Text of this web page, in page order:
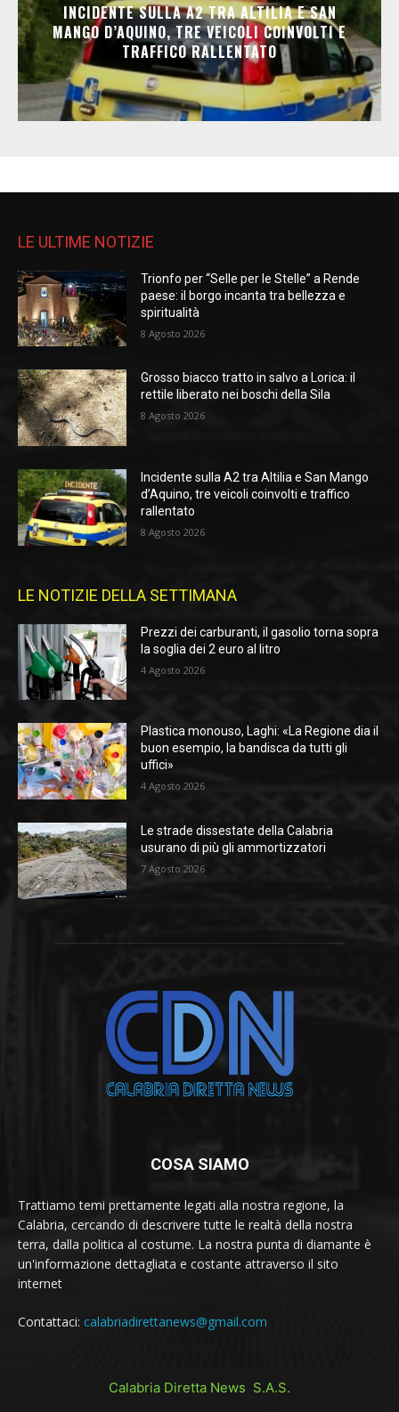
INCIDENTE SULLA A2 TRA ALTILIA E SAN
MANGO D’AQUINO, TRE VEICOLI COINVOLTI E
TRAFFICO RALLENTATO
LE ULTIME NOTIZIE
Trionfo per “Selle per le Stelle” a Rende
paese: il borgo incanta tra bellezza e
spiritualità
8 Agosto 2026
Grosso biacco tratto in salvo a Lorica: il
rettile liberato nei boschi della Sila
8 Agosto 2026
Incidente sulla A2 tra Altilia e San Mango
d’Aquino, tre veicoli coinvolti e traffico
rallentato
8 Agosto 2026
LE NOTIZIE DELLA SETTIMANA
Prezzi dei carburanti, il gasolio torna sopra
la soglia dei 2 euro al litro
4 Agosto 2026
Plastica monouso, Laghi: «La Regione dia il
buon esempio, la bandisca da tutti gli
uffici»
4 Agosto 2026
Le strade dissestate della Calabria
usurano di più gli ammortizzatori
7 Agosto 2026
COSA SIAMO
Trattiamo temi prettamente legati alla nostra regione, la
Calabria, cercando di descrivere tutte le realtà della nostra
terra, dalla politica al costume. La nostra punta di diamante è
un'informazione dettagliata e costante attraverso il sito
internet
Contattaci: calabriadirettanews@gmail.com
Calabria Diretta News S.A.S.